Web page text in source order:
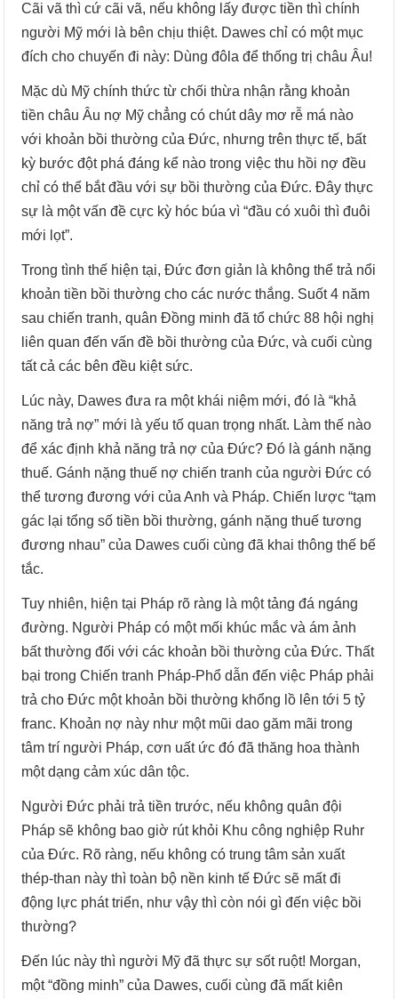
Cãi vã thì cứ cãi vã, nếu không lấy được tiền thì chính
người Mỹ mới là bên chịu thiệt. Dawes chỉ có một mục
đích cho chuyến đi này: Dùng đôla để thống trị châu Âu!
Mặc dù Mỹ chính thức từ chối thừa nhận rằng khoản
tiền châu Âu nợ Mỹ chẳng có chút dây mơ rễ má nào
với khoản bồi thường của Đức, nhưng trên thực tế, bất
kỳ bước đột phá đáng kể nào trong việc thu hồi nợ đều
chỉ có thể bắt đầu với sự bồi thường của Đức. Đây thực
sự là một vấn đề cực kỳ hóc búa vì “đầu có xuôi thì đuôi
mới lọt”.
Trong tình thế hiện tại, Đức đơn giản là không thể trả nổi
khoản tiền bồi thường cho các nước thắng. Suốt 4 năm
sau chiến tranh, quân Đồng minh đã tổ chức 88 hội nghị
liên quan đến vấn đề bồi thường của Đức, và cuối cùng
tất cả các bên đều kiệt sức.
Lúc này, Dawes đưa ra một khái niệm mới, đó là “khả
năng trả nợ” mới là yếu tố quan trọng nhất. Làm thế nào
để xác định khả năng trả nợ của Đức? Đó là gánh nặng
thuế. Gánh nặng thuế nợ chiến tranh của người Đức có
thể tương đương với của Anh và Pháp. Chiến lược “tạm
gác lại tổng số tiền bồi thường, gánh nặng thuế tương
đương nhau” của Dawes cuối cùng đã khai thông thế bế
tắc.
Tuy nhiên, hiện tại Pháp rõ ràng là một tảng đá ngáng
đường. Người Pháp có một mối khúc mắc và ám ảnh
bất thường đối với các khoản bồi thường của Đức. Thất
bại trong Chiến tranh Pháp-Phổ dẫn đến việc Pháp phải
trả cho Đức một khoản bồi thường khổng lồ lên tới 5 tỷ
franc. Khoản nợ này như một mũi dao găm mãi trong
tâm trí người Pháp, cơn uất ức đó đã thăng hoa thành
một dạng cảm xúc dân tộc.
Người Đức phải trả tiền trước, nếu không quân đội
Pháp sẽ không bao giờ rút khỏi Khu công nghiệp Ruhr
của Đức. Rõ ràng, nếu không có trung tâm sản xuất
thép-than này thì toàn bộ nền kinh tế Đức sẽ mất đi
động lực phát triển, như vậy thì còn nói gì đến việc bồi
thường?
Đến lúc này thì người Mỹ đã thực sự sốt ruột! Morgan,
một “đồng minh” của Dawes, cuối cùng đã mất kiên